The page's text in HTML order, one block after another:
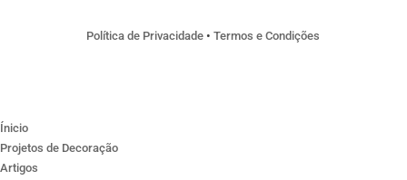
Política de Privacidade •Termos e Condições
Ínicio
Projetos de Decoração
Artigos